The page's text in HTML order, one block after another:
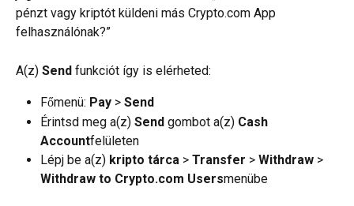
pénzt vagy kriptót küldeni más Crypto.com App
felhasználónak?”
A(z) Send funkciót így is elérheted:
Főmenü: Pay > Send
Érintsd meg a(z) Send gombot a(z) Cash
Accountfelületen
Lépj be a(z) kripto tárca > Transfer > Withdraw >
Withdraw to Crypto.com Usersmenübe